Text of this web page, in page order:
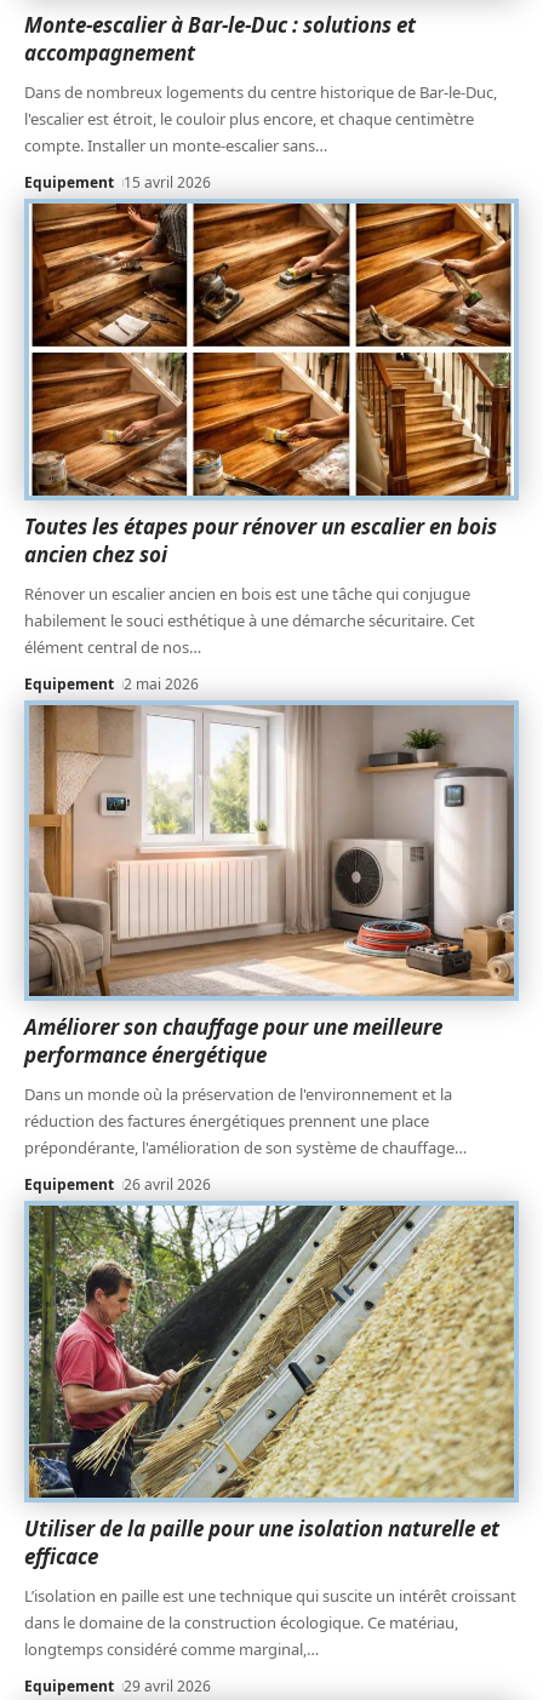
Monte-escalier à Bar-le-Duc : solutions et
accompagnement
Dans de nombreux logements du centre historique de Bar-le-Duc,
l'escalier est étroit, le couloir plus encore, et chaque centimètre
compte. Installer un monte-escalier sans…
Equipement 15 avril 2026
Toutes les étapes pour rénover un escalier en bois
ancien chez soi
Rénover un escalier ancien en bois est une tâche qui conjugue
habilement le souci esthétique à une démarche sécuritaire. Cet
élément central de nos…
Equipement 2 mai 2026
Améliorer son chauffage pour une meilleure
performance énergétique
Dans un monde où la préservation de l'environnement et la
réduction des factures énergétiques prennent une place
prépondérante, l'amélioration de son système de chauffage…
Equipement 26 avril 2026
Utiliser de la paille pour une isolation naturelle et
efficace
L’isolation en paille est une technique qui suscite un intérêt croissant
dans le domaine de la construction écologique. Ce matériau,
longtemps considéré comme marginal,…
Equipement 29 avril 2026